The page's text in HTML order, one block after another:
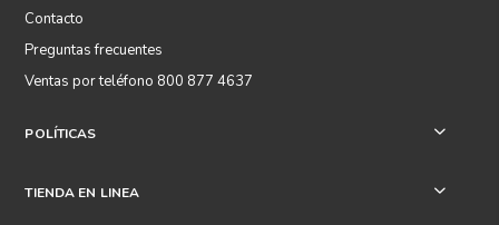
Contacto
Preguntas frecuentes
Ventas por teléfono 800 877 4637
POLÍTICAS +
TIENDA EN LINEA +